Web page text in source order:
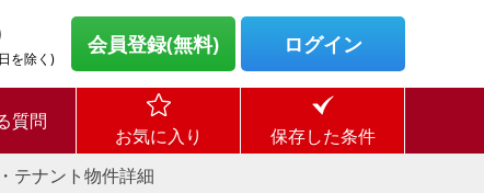
を除く)
会員登録(無料) ログイン
質問
お気に入り
保存した条件
テナント物件詳細